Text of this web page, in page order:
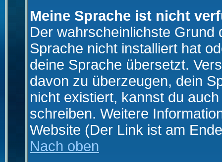
Meine Sprache ist nicht
Der wahrscheinlichste Grund
Sprache nicht installiert hat
deine Sprache übersetzt.
davon zu überzeugen, dein
nicht existiert, kannst du
schreiben. Weitere
Website (Der Link ist am
Nach oben